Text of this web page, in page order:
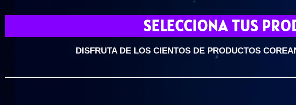
SELECCIONA TUS
DISFRUTA DE LOS CIENTOS DE PRODUCTOS